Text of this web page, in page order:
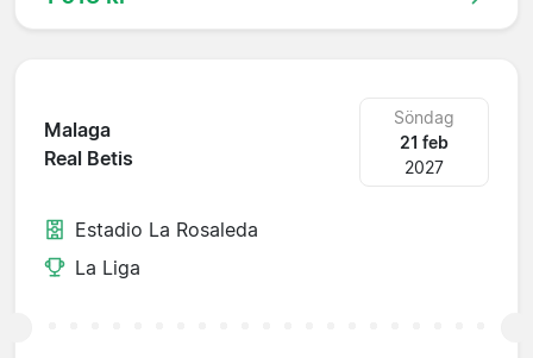
Malaga
Real Betis
Söndag
21 feb
2027
Estadio La Rosaleda
La Liga